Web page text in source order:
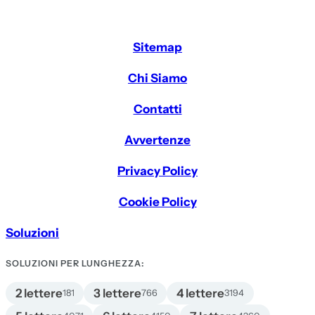
Sitemap
Chi Siamo
Contatti
Avvertenze
Privacy Policy
Cookie Policy
Soluzioni
SOLUZIONI PER LUNGHEZZA:
2 lettere181 3 lettere766 4 lettere3194